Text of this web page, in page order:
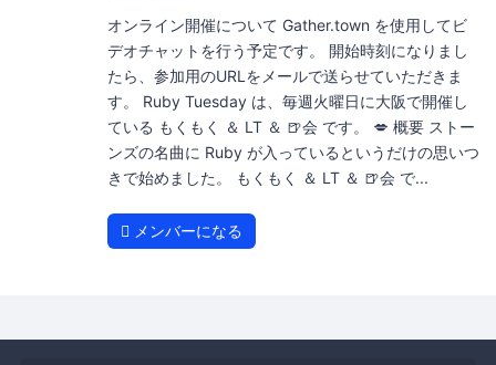
オンライン開催について Gather.town を使用してビ
デオチャットを行う予定です。 開始時刻になりまし
たら、参加用のURLをメールで送らせていただきま
す。 Ruby Tuesday は、毎週火曜日に大阪で開催し
ている もくもく ＆ LT ＆ 🍺会 です。 💋 概要 ストー
ンズの名曲に Ruby が入っているというだけの思いつ
きで始めました。 もくもく ＆ LT ＆ 🍺会 で...
メンバーになる